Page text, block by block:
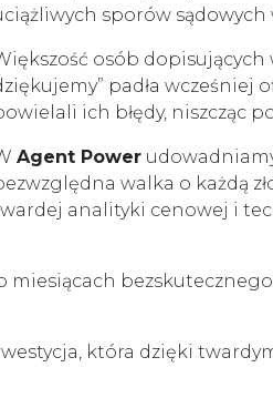
sporów
osób dopisujących
padła wcześniej
ich błędy, niszcząc
Agent Power
walka o każdą
analityki cenowej i
która dzięki